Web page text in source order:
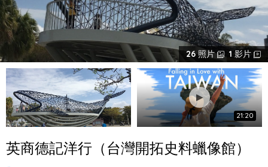
26照片 1 影片
21:20
英商德記洋行（台灣開拓史料蠟像館）